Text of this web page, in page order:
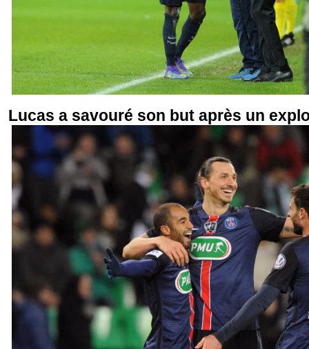
Lucas a savouré son but après un